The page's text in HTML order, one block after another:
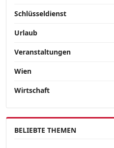
Schlüsseldienst
Urlaub
Veranstaltungen
Wien
Wirtschaft
BELIEBTE THEMEN